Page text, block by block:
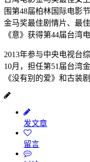
围第48届柏林国际电影
金马奖最佳剧情片、最
《意》获得第44届台湾
2013年参与中央电视台
10月，担任第51届台湾
《没有别的爱》和古装
发文章
留言